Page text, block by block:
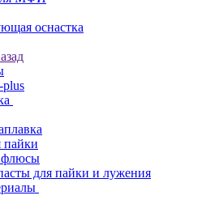
оснастка
plus
пайки
для пайки и лужения